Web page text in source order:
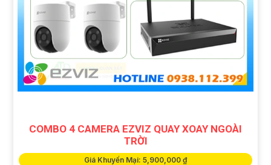
COMBO 4 CAMERA EZVIZ QUAY XOAY NGOÀI
TRỜI
Giá Khuyến Mại: 5,900,000 ₫